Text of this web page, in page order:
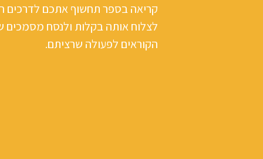
קריאה בספר תחשוף אתכם לדרכים
לצלוח אותה בקלות ולנסח מסמכים
הקוראים לפעולה שרציתם.